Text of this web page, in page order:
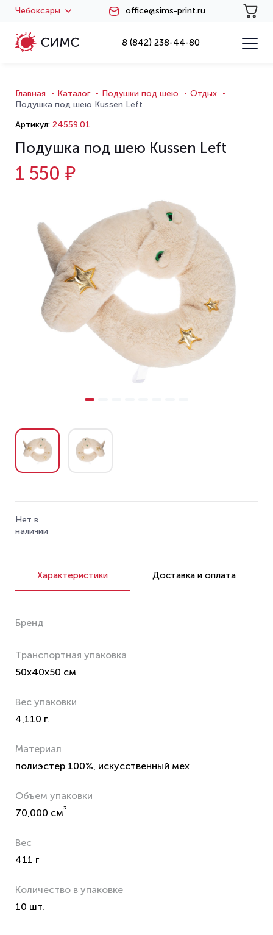
Чебоксары office@sims-print.ru
8 (842) 238-44-80
Главная Каталог Подушки под шею
Отдых
Подушка под шею Kussen Left
Артикул: 24559.01
Подушка под шею Kussen Left
1 550 ₽
Нет в
наличии
Характеристики Доставка и оплата
Бренд
Транспортная упаковка
50x40x50 см
Вес упаковки
4,110 г.
Материал
полиэстер 100%, искусственный мех
Объем упаковки
70,000 см³
Вес
411 г
Количество в упаковке
10 шт.